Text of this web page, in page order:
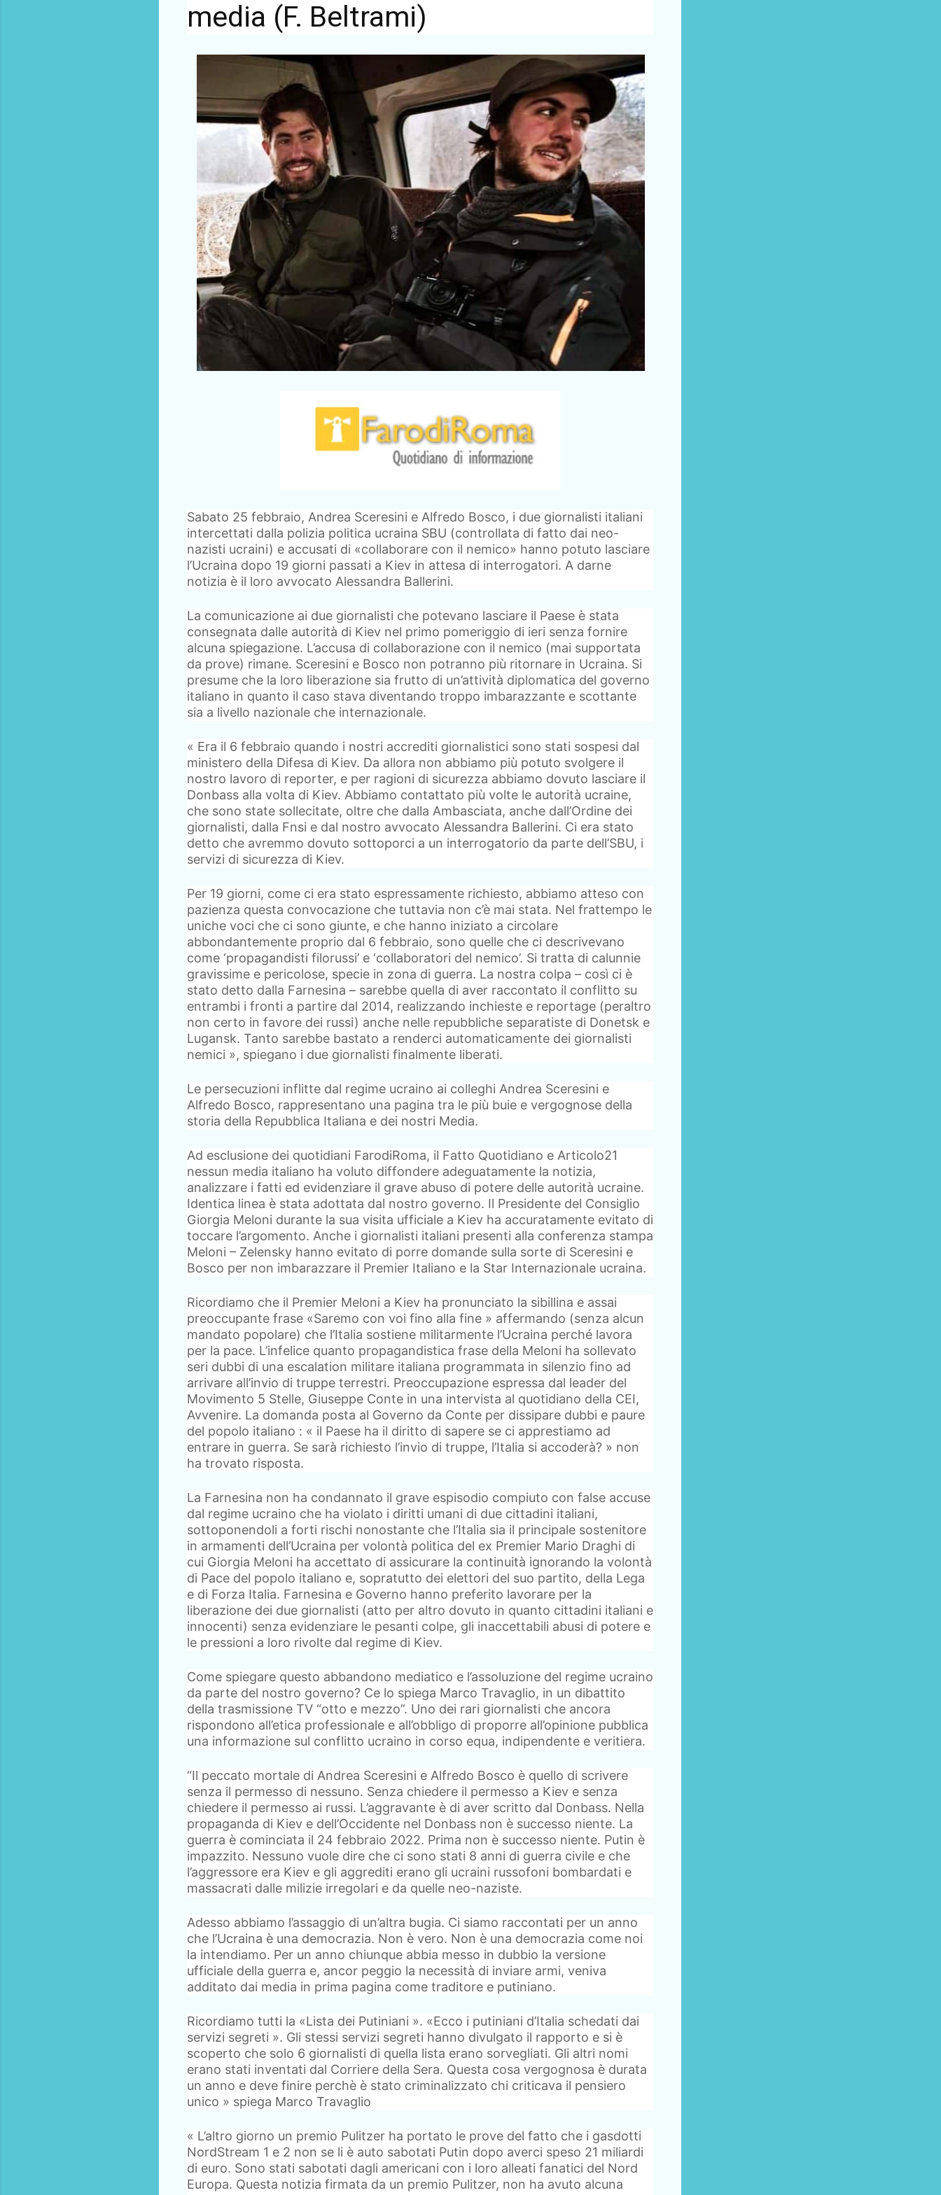
media (F. Beltrami)
Sabato 25 febbraio, Andrea Sceresini e Alfredo Bosco, i due giornalisti italiani
intercettati dalla polizia politica ucraina SBU (controllata di fatto dai neo-
nazisti ucraini) e accusati di «collaborare con il nemico» hanno potuto lasciare
l’Ucraina dopo 19 giorni passati a Kiev in attesa di interrogatori. A darne
notizia è il loro avvocato Alessandra Ballerini.
La comunicazione ai due giornalisti che potevano lasciare il Paese è stata
consegnata dalle autorità di Kiev nel primo pomeriggio di ieri senza fornire
alcuna spiegazione. L’accusa di collaborazione con il nemico (mai supportata
da prove) rimane. Sceresini e Bosco non potranno più ritornare in Ucraina. Si
presume che la loro liberazione sia frutto di un’attività diplomatica del governo
italiano in quanto il caso stava diventando troppo imbarazzante e scottante
sia a livello nazionale che internazionale.
« Era il 6 febbraio quando i nostri accrediti giornalistici sono stati sospesi dal
ministero della Difesa di Kiev. Da allora non abbiamo più potuto svolgere il
nostro lavoro di reporter, e per ragioni di sicurezza abbiamo dovuto lasciare il
Donbass alla volta di Kiev. Abbiamo contattato più volte le autorità ucraine,
che sono state sollecitate, oltre che dalla Ambasciata, anche dall’Ordine dei
giornalisti, dalla Fnsi e dal nostro avvocato Alessandra Ballerini. Ci era stato
detto che avremmo dovuto sottoporci a un interrogatorio da parte dell’SBU, i
servizi di sicurezza di Kiev.
Per 19 giorni, come ci era stato espressamente richiesto, abbiamo atteso con
pazienza questa convocazione che tuttavia non c’è mai stata. Nel frattempo le
uniche voci che ci sono giunte, e che hanno iniziato a circolare
abbondantemente proprio dal 6 febbraio, sono quelle che ci descrivevano
come ‘propagandisti filorussi’ e ‘collaboratori del nemico’. Si tratta di calunnie
gravissime e pericolose, specie in zona di guerra. La nostra colpa – così ci è
stato detto dalla Farnesina – sarebbe quella di aver raccontato il conflitto su
entrambi i fronti a partire dal 2014, realizzando inchieste e reportage (peraltro
non certo in favore dei russi) anche nelle repubbliche separatiste di Donetsk e
Lugansk. Tanto sarebbe bastato a renderci automaticamente dei giornalisti
nemici », spiegano i due giornalisti finalmente liberati.
Le persecuzioni inflitte dal regime ucraino ai colleghi Andrea Sceresini e
Alfredo Bosco, rappresentano una pagina tra le più buie e vergognose della
storia della Repubblica Italiana e dei nostri Media.
Ad esclusione dei quotidiani FarodiRoma, il Fatto Quotidiano e Articolo21
nessun media italiano ha voluto diffondere adeguatamente la notizia,
analizzare i fatti ed evidenziare il grave abuso di potere delle autorità ucraine.
Identica linea è stata adottata dal nostro governo. Il Presidente del Consiglio
Giorgia Meloni durante la sua visita ufficiale a Kiev ha accuratamente evitato di
toccare l’argomento. Anche i giornalisti italiani presenti alla conferenza stampa
Meloni – Zelensky hanno evitato di porre domande sulla sorte di Sceresini e
Bosco per non imbarazzare il Premier Italiano e la Star Internazionale ucraina.
Ricordiamo che il Premier Meloni a Kiev ha pronunciato la sibillina e assai
preoccupante frase «Saremo con voi fino alla fine » affermando (senza alcun
mandato popolare) che l’Italia sostiene militarmente l’Ucraina perché lavora
per la pace. L’infelice quanto propagandistica frase della Meloni ha sollevato
seri dubbi di una escalation militare italiana programmata in silenzio fino ad
arrivare all’invio di truppe terrestri. Preoccupazione espressa dal leader del
Movimento 5 Stelle, Giuseppe Conte in una intervista al quotidiano della CEI,
Avvenire. La domanda posta al Governo da Conte per dissipare dubbi e paure
del popolo italiano : « il Paese ha il diritto di sapere se ci apprestiamo ad
entrare in guerra. Se sarà richiesto l’invio di truppe, l’Italia si accoderà? » non
ha trovato risposta.
La Farnesina non ha condannato il grave espisodio compiuto con false accuse
dal regime ucraino che ha violato i diritti umani di due cittadini italiani,
sottoponendoli a forti rischi nonostante che l’Italia sia il principale sostenitore
in armamenti dell’Ucraina per volontà politica del ex Premier Mario Draghi di
cui Giorgia Meloni ha accettato di assicurare la continuità ignorando la volontà
di Pace del popolo italiano e, sopratutto dei elettori del suo partito, della Lega
e di Forza Italia. Farnesina e Governo hanno preferito lavorare per la
liberazione dei due giornalisti (atto per altro dovuto in quanto cittadini italiani e
innocenti) senza evidenziare le pesanti colpe, gli inaccettabili abusi di potere e
le pressioni a loro rivolte dal regime di Kiev.
Come spiegare questo abbandono mediatico e l’assoluzione del regime ucraino
da parte del nostro governo? Ce lo spiega Marco Travaglio, in un dibattito
della trasmissione TV “otto e mezzo”. Uno dei rari giornalisti che ancora
rispondono all’etica professionale e all’obbligo di proporre all’opinione pubblica
una informazione sul conflitto ucraino in corso equa, indipendente e veritiera.
“Il peccato mortale di Andrea Sceresini e Alfredo Bosco è quello di scrivere
senza il permesso di nessuno. Senza chiedere il permesso a Kiev e senza
chiedere il permesso ai russi. L’aggravante è di aver scritto dal Donbass. Nella
propaganda di Kiev e dell’Occidente nel Donbass non è successo niente. La
guerra è cominciata il 24 febbraio 2022. Prima non è successo niente. Putin è
impazzito. Nessuno vuole dire che ci sono stati 8 anni di guerra civile e che
l’aggressore era Kiev e gli aggrediti erano gli ucraini russofoni bombardati e
massacrati dalle milizie irregolari e da quelle neo-naziste.
Adesso abbiamo l’assaggio di un’altra bugia. Ci siamo raccontati per un anno
che l’Ucraina è una democrazia. Non è vero. Non è una democrazia come noi
la intendiamo. Per un anno chiunque abbia messo in dubbio la versione
ufficiale della guerra e, ancor peggio la necessità di inviare armi, veniva
additato dai media in prima pagina come traditore e putiniano.
Ricordiamo tutti la «Lista dei Putiniani ». «Ecco i putiniani d’Italia schedati dai
servizi segreti ». Gli stessi servizi segreti hanno divulgato il rapporto e si è
scoperto che solo 6 giornalisti di quella lista erano sorvegliati. Gli altri nomi
erano stati inventati dal Corriere della Sera. Questa cosa vergognosa è durata
un anno e deve finire perchè è stato criminalizzato chi criticava il pensiero
unico » spiega Marco Travaglio
« L’altro giorno un premio Pulitzer ha portato le prove del fatto che i gasdotti
NordStream 1 e 2 non se li è auto sabotati Putin dopo averci speso 21 miliardi
di euro. Sono stati sabotati dagli americani con i loro alleati fanatici del Nord
Europa. Questa notizia firmata da un premio Pulitzer, non ha avuto alcuna